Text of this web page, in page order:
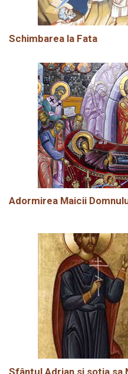
Schimbarea la Fata
Adormirea Maicii
Sfântul Adrian si sotia sa